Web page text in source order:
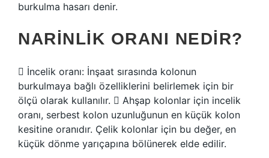
burkulma hasarı denir.
NARINLIK ORANI NEDIR?
 İncelik oranı: İnşaat sırasında kolonun
burkulmaya bağlı özelliklerini belirlemek için bir
ölçü olarak kullanılır.  Ahşap kolonlar için incelik
oranı, serbest kolon uzunluğunun en küçük kolon
kesitine oranıdır. Çelik kolonlar için bu değer, en
küçük dönme yarıçapına bölünerek elde edilir.